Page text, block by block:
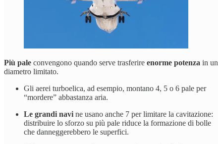
Più pale convengono quando serve trasferire enorme potenza in un
diametro limitato.
Gli aerei turboelica, ad esempio, montano 4, 5 o 6 pale per
“mordere” abbastanza aria.
Le grandi navi ne usano anche 7 per limitare la cavitazione:
distribuire lo sforzo su più pale riduce la formazione di bolle
che danneggerebbero le superfici.